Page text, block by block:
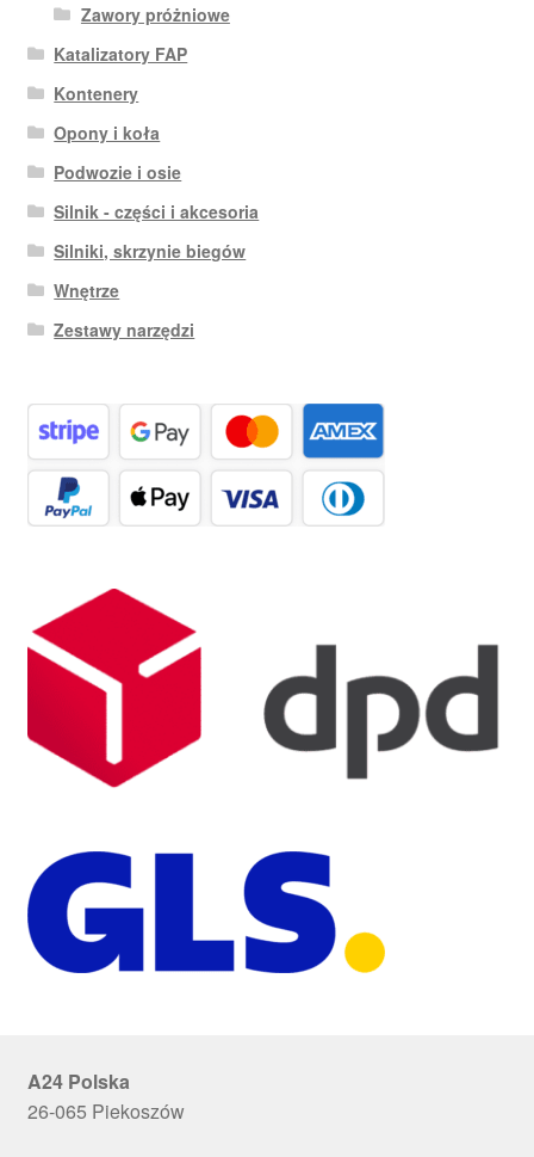
Zawory próżniowe
Katalizatory FAP
Kontenery
Opony i koła
Podwozie i osie
Silnik - części i akcesoria
Silniki, skrzynie biegów
Wnętrze
Zestawy narzędzi
A24 Polska
26-065 Piekoszów